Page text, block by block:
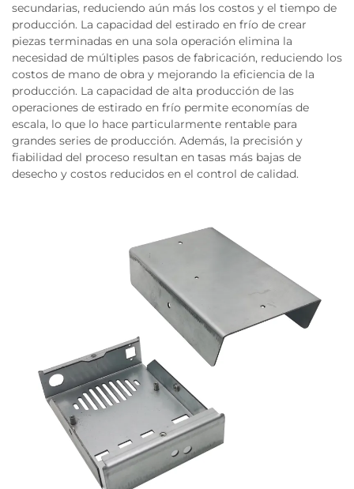
secundarias, reduciendo aún más los costos y el tiempo de
producción. La capacidad del estirado en frío de crear
piezas terminadas en una sola operación elimina la
necesidad de múltiples pasos de fabricación, reduciendo los
costos de mano de obra y mejorando la eficiencia de la
producción. La capacidad de alta producción de las
operaciones de estirado en frío permite economías de
escala, lo que lo hace particularmente rentable para
grandes series de producción. Además, la precisión y
fiabilidad del proceso resultan en tasas más bajas de
desecho y costos reducidos en el control de calidad.